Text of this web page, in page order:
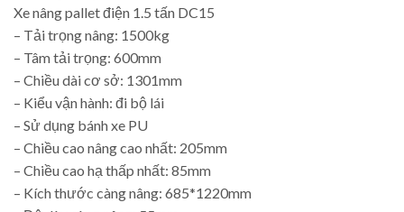
Xe nâng pallet điện 1.5 tấn DC15
– Tải trọng nâng: 1500kg
– Tâm tải trọng: 600mm
– Chiều dài cơ sở: 1301mm
– Kiểu vận hành: đi bộ lái
– Sử dụng bánh xe PU
– Chiều cao nâng cao nhất: 205mm
– Chiều cao hạ thấp nhất: 85mm
– Kích thước càng nâng: 685*1220mm